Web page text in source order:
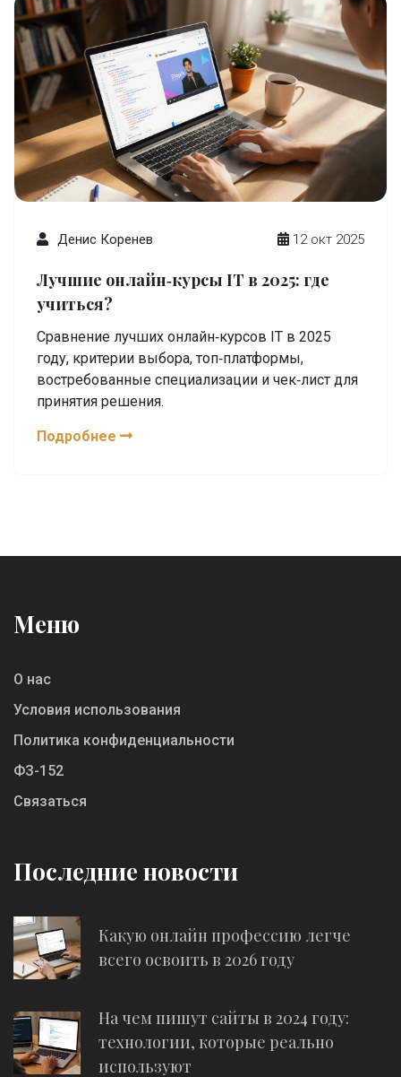
Денис Коренев 12 окт 2025
Лучшие онлайн‑курсы IT в 2025: где
учиться?
Сравнение лучших онлайн‑курсов IT в 2025
году, критерии выбора, топ‑платформы,
востребованные специализации и чек‑лист для
принятия решения.
Подробнее
Меню
О нас
Условия использования
Политика конфиденциальности
ФЗ-152
Связаться
Последние новости
Какую онлайн профессию легче
всего освоить в 2026 году
На чем пишут сайты в 2024 году:
технологии, которые реально
используют